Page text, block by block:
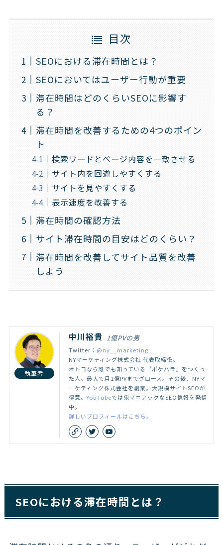
目次
SEOにおける滞在時間とは？
SEOにおいてはユーザー行動が重要
滞在時間はどのくらいSEOに影響す
る？
滞在時間を改善するための4つのポイン
ト
検索ワードとページ内容を一致させる
サイト内を回遊しやすくする
サイトを見やすくする
表示速度を改善する
滞在時間の確認方法
サイト滞在時間の目安はどのくらい？
滞在時間を改善してサイト品質を改善
しよう
執筆者
中川裕貴 1億PVの男
Twitter： @ny__marketing
NYマーケティング株式会社 代表取締役。
オトコなら誰でも知っている『ポケパラ』をつくっ
た人。最大で月1億PVまでグロース。その後、NYマ
ーケティング株式会社を創業。大規模サイトSEOが
得意。YouTubeでは鬼マニアックなSEO情報を発信
中。
詳しいプロフィールはこちら。
SEOにおける滞在時間とは？